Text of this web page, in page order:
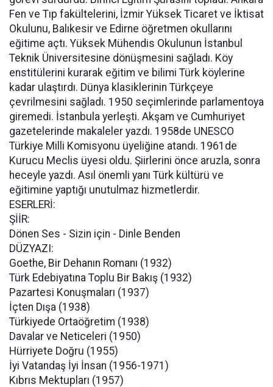
Fen ve Tıp fakültelerini, İzmir Yüksek Ticaret ve İktisat
Okulunu, Balıkesir ve Edirne öğretmen okullarını
eğitime açtı. Yüksek Mühendis Okulunun İstanbul
Teknik Üniversitesine dönüşmesini sağladı. Köy
enstitülerini kurarak eğitim ve bilimi Türk köylerine
kadar ulaştırdı. Dünya klasiklerinin Türkçeye
çevrilmesini sağladı. 1950 seçimlerinde parlamentoya
giremedi. İstanbula yerleşti. Akşam ve Cumhuriyet
gazetelerinde makaleler yazdı. 1958de UNESCO
Türkiye Milli Komisyonu üyeliğine atandı. 1961de
Kurucu Meclis üyesi oldu. Şiirlerini önce aruzla, sonra
heceyle yazdı. Asıl önemli yanı Türk kültürü ve
eğitimine yaptığı unutulmaz hizmetlerdir.
ESERLERİ:
ŞİİR:
Dönen Ses - Sizin için - Dinle Benden
DÜZYAZI:
Goethe, Bir Dehanın Romanı (1932)
Türk Edebiyatına Toplu Bir Bakış (1932)
Pazartesi Konuşmaları (1937)
İçten Dışa (1938)
Türkiyede Ortaöğretim (1938)
Davalar ve Neticeleri (1950)
Hürriyete Doğru (1955)
İyi Vatandaş İyi İnsan (1956-1971)
Kıbrıs Mektupları (1957)